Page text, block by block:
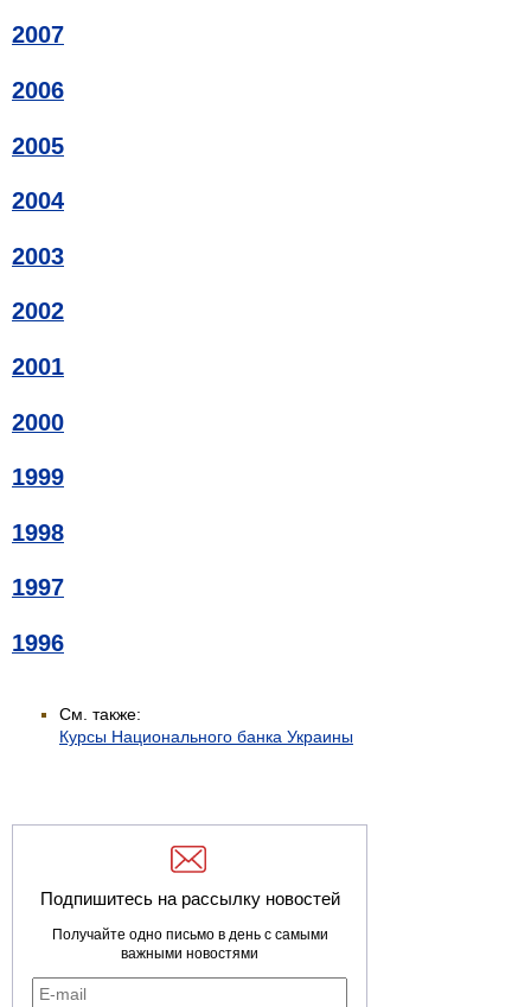
2007
2006
2005
2004
2003
2002
2001
2000
1999
1998
1997
1996
См. также:
Курсы Национального банка Украины
Подпишитесь на рассылку новостей
Получайте одно письмо в день с самыми
важными новостями